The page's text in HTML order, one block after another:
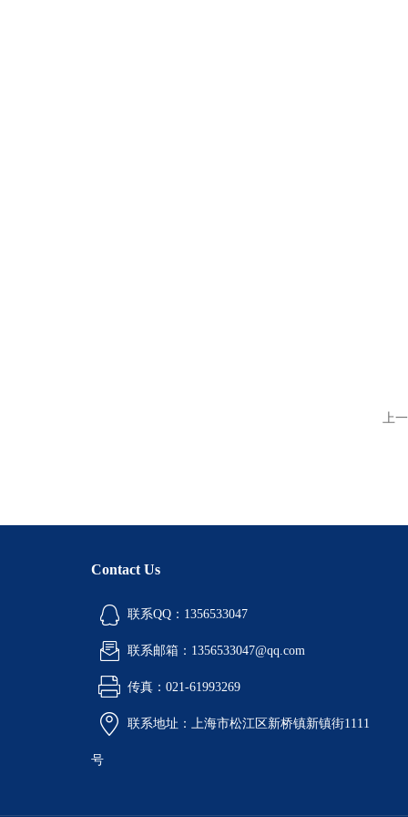
上
Contact Us
联系QQ：1356533047
联系邮箱：1356533047@qq.com
传真：021-61993269
联系地址：上海市松江区新桥镇新镇街1111
号